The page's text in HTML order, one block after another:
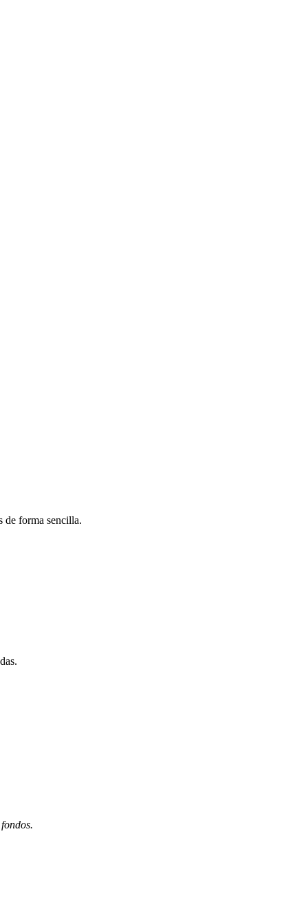
de forma sencilla.